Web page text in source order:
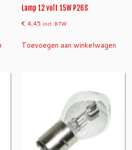
Lamp 12 volt 15W P26S
€ 4,45 incl. BTW
Toevoegen aan winkelwagen